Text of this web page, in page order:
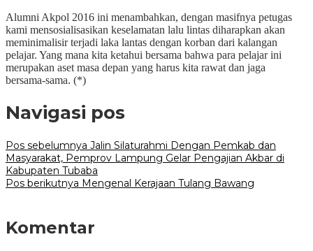
Alumni Akpol 2016 ini menambahkan, dengan masifnya petugas
kami mensosialisasikan keselamatan lalu lintas diharapkan akan
meminimalisir terjadi laka lantas dengan korban dari kalangan
pelajar. Yang mana kita ketahui bersama bahwa para pelajar ini
merupakan aset masa depan yang harus kita rawat dan jaga
bersama-sama. (*)
Navigasi pos
Pos sebelumnya Jalin Silaturahmi Dengan Pemkab dan
Masyarakat, Pemprov Lampung Gelar Pengajian Akbar di
Kabupaten Tubaba
Pos berikutnya Mengenal Kerajaan Tulang Bawang
Komentar